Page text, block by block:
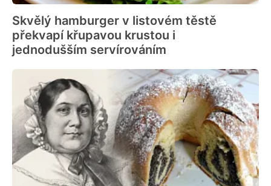
Skvělý hamburger v listovém těstě
překvapí křupavou krustou i
jednodušším servírováním